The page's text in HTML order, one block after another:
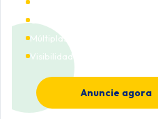
Cobertura nacional
Múltiplas categorias
Visibilidade premium
Anuncie agora